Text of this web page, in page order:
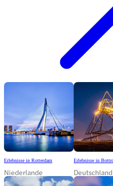
Erlebnisse in Rotterdam
Niederlande
Erlebnisse in
Deutschland